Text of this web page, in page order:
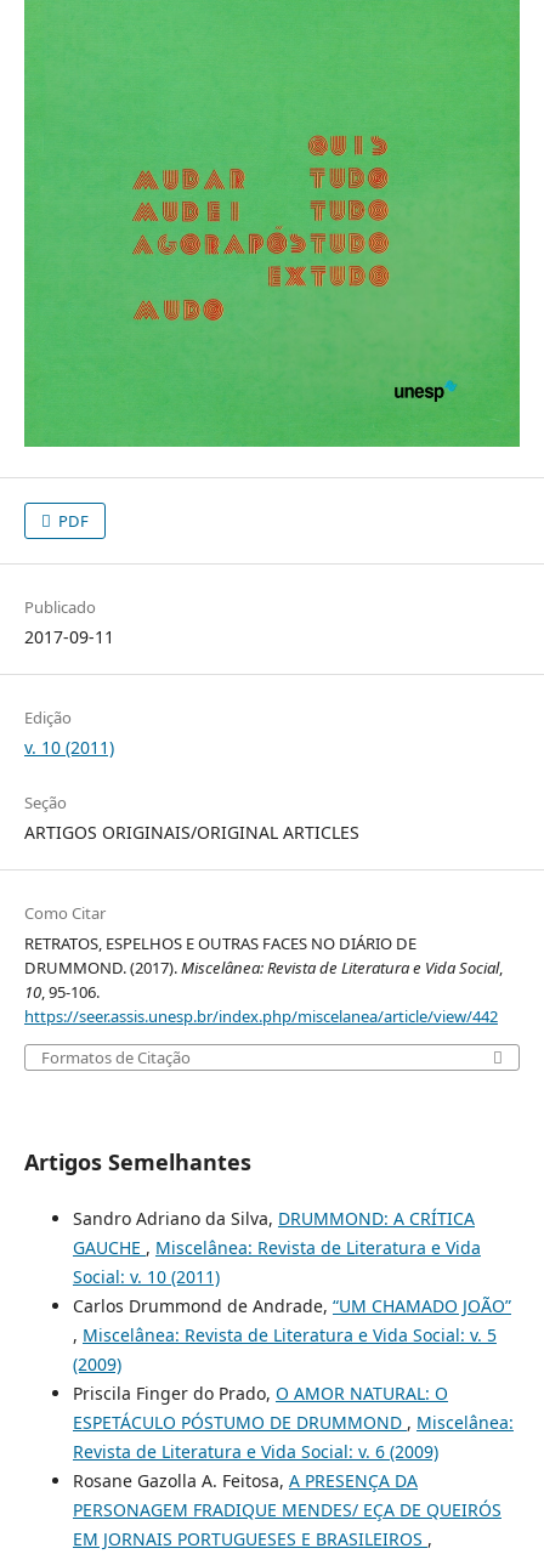
PDF
Publicado
2017-09-11
Edição
v. 10 (2011)
Seção
ARTIGOS ORIGINAIS/ORIGINAL ARTICLES
Como Citar
RETRATOS, ESPELHOS E OUTRAS FACES NO DIÁRIO DE
DRUMMOND. (2017).Miscelânea: Revista de Literatura e Vida Social,
10, 95-106.
https://seer.assis.unesp.br/index.php/miscelanea/article/view/442
Formatos de Citação
Artigos Semelhantes
Sandro Adriano da Silva, DRUMMOND: A CRÍTICA
GAUCHE , Miscelânea: Revista de Literatura e Vida
Social: v. 10 (2011)
Carlos Drummond de Andrade, “UM CHAMADO JOÃO”
, Miscelânea: Revista de Literatura e Vida Social: v. 5
(2009)
Priscila Finger do Prado, O AMOR NATURAL: O
ESPETÁCULO PÓSTUMO DE DRUMMOND , Miscelânea:
Revista de Literatura e Vida Social: v. 6 (2009)
Rosane Gazolla A. Feitosa, A PRESENÇA DA
PERSONAGEM FRADIQUE MENDES/ EÇA DE QUEIRÓS
EM JORNAIS PORTUGUESES E BRASILEIROS ,